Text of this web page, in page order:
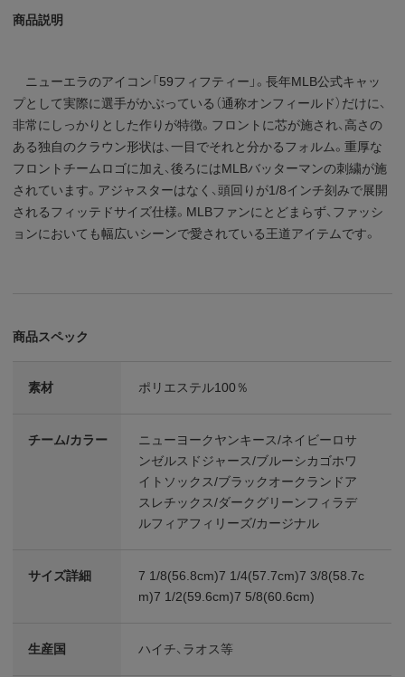
商品説明
ニューエラのアイコン「59フィフティー」。長年MLB公式キャッ
プとして実際に選手がかぶっている（通称オンフィールド）だけに、
非常にしっかりとした作りが特徴。フロントに芯が施され、高さの
ある独自のクラウン形状は、一目でそれと分かるフォルム。重厚な
フロントチームロゴに加え、後ろにはMLBバッターマンの刺繍が施
されています。アジャスターはなく、頭回りが1/8インチ刻みで展開
されるフィッテドサイズ仕様。MLBファンにとどまらず、ファッシ
ョンにおいても幅広いシーンで愛されている王道アイテムです。
商品スペック
素材 ポリエステル100％
チーム/カラー
ニューヨークヤンキース/ネイビーロサ
ンゼルスドジャース/ブルーシカゴホワ
イトソックス/ブラックオークランドア
スレチックス/ダークグリーンフィラデ
ルフィアフィリーズ/カージナル
サイズ詳細
7 1/8(56.8cm)7 1/4(57.7cm)7 3/8(58.7c
m)7 1/2(59.6cm)7 5/8(60.6cm)
生産国 ハイチ、ラオス等